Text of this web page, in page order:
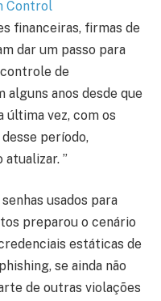
Control
financeiras, firmas de
dar um passo para
de
alguns anos desde que
vez, com os
período,
”
usados ​​para
preparou o cenário
estáticas de
se ainda não
de outras violações